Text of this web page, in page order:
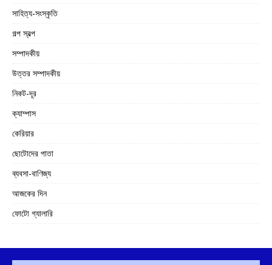
সাহিত্য-সংস্কৃতি
গল্প স্বল্প
সম্পাদকীয়
উত্তর সম্পাদকীয়
নিকট-দূর
ক্যাম্পাস
কেরিয়ার
ছোটোদের পাতা
ব্যবসা-বাণিজ্য
আজকের দিন
ফোটো গ্যালারি